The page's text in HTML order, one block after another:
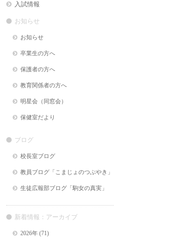
入試情報
お知らせ
お知らせ
卒業生の方へ
保護者の方へ
教育関係者の方へ
明星会（同窓会）
保健室だより
ブログ
校長室ブログ
教員ブログ「こまじょのつぶやき」
生徒広報部ブログ「駒女の真実」
新着情報：アーカイブ
2026年(71)